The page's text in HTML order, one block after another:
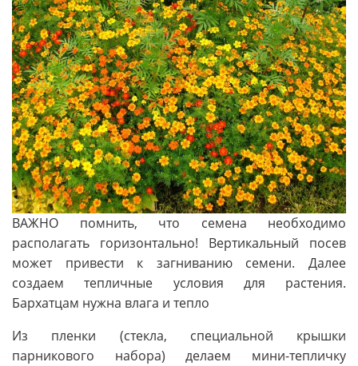
ВАЖНО помнить, что семена необходимо
располагать горизонтально! Вертикальный посев
может привести к загниванию семени. Далее
создаем тепличные условия для растения.
Бархатцам нужна влага и тепло
Из пленки (стекла, специальной крышки
парникового набора) делаем мини-тепличку